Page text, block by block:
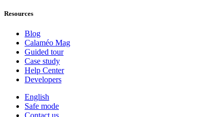
Resources
Blog
Calaméo Mag
Guided tour
Case study
Help Center
Developers
English
Safe mode
Contact us